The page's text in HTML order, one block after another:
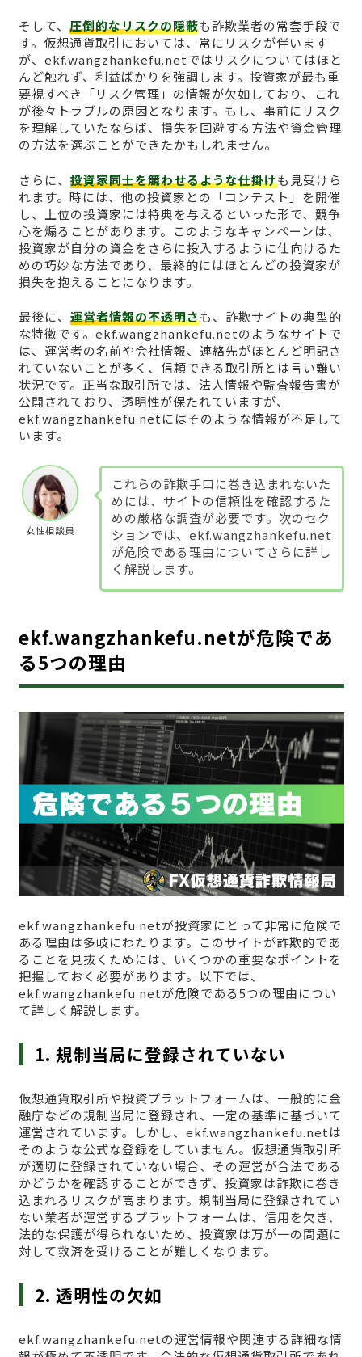
そして、 圧倒的なリスクの隠蔽も詐欺業者の常套手段で
す。仮想通貨取引においては、常にリスクが伴います
が、ekf.wangzhankefu.netではリスクについてはほと
んど触れず、利益ばかりを強調します。投資家が最も重
要視すべき「リスク管理」の情報が欠如しており、これ
が後々トラブルの原因となります。もし、事前にリスク
を理解していたならば、損失を回避する方法や資金管理
の方法を選ぶことができたかもしれません。
さらに、 投資家同士を競わせるような仕掛けも見受けら
れます。時には、他の投資家との「コンテスト」を開催
し、上位の投資家には特典を与えるといった形で、競争
心を煽ることがあります。このようなキャンペーンは、
投資家が自分の資金をさらに投入するように仕向けるた
めの巧妙な方法であり、最終的にはほとんどの投資家が
損失を抱えることになります。
最後に、 運営者情報の不透明さも、詐欺サイトの典型的
な特徴です。ekf.wangzhankefu.netのようなサイトで
は、運営者の名前や会社情報、連絡先がほとんど明記さ
れていないことが多く、信頼できる取引所とは言い難い
状況です。正当な取引所では、法人情報や監査報告書が
公開されており、透明性が保たれていますが、
ekf.wangzhankefu.netにはそのような情報が不足して
います。
女性相談員
これらの詐欺手口に巻き込まれないた
めには、サイトの信頼性を確認するた
めの厳格な調査が必要です。次のセク
ションでは、ekf.wangzhankefu.net
が危険である理由についてさらに詳し
く解説します。
ekf.wangzhankefu.netが危険であ
る5つの理由
ekf.wangzhankefu.netが投資家にとって非常に危険で
ある理由は多岐にわたります。このサイトが詐欺的であ
ることを見抜くためには、いくつかの重要なポイントを
把握しておく必要があります。以下では、
ekf.wangzhankefu.netが危険である5つの理由につい
て詳しく解説します。
1. 規制当局に登録されていない
仮想通貨取引所や投資プラットフォームは、一般的に金
融庁などの規制当局に登録され、一定の基準に基づいて
運営されています。しかし、ekf.wangzhankefu.netは
そのような公式な登録をしていません。仮想通貨取引所
が適切に登録されていない場合、その運営が合法である
かどうかを確認することができず、投資家は詐欺に巻き
込まれるリスクが高まります。規制当局に登録されてい
ない業者が運営するプラットフォームは、信用を欠き、
法的な保護が得られないため、投資家は万が一の問題に
対して救済を受けることが難しくなります。
2. 透明性の欠如
ekf.wangzhankefu.netの運営情報や関連する詳細な情